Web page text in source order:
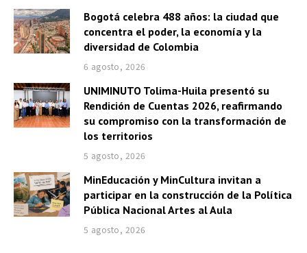
a
u
i
o
Bogotá celebra 488 años: la ciudad que
concentra el poder, la economía y la
diversidad de Colombia
6 agosto, 2026
UNIMINUTO Tolima-Huila presentó su
Rendición de Cuentas 2026, reafirmando
su compromiso con la transformación de
los territorios
5 agosto, 2026
MinEducación y MinCultura invitan a
participar en la construcción de la Política
Pública Nacional Artes al Aula
5 agosto, 2026